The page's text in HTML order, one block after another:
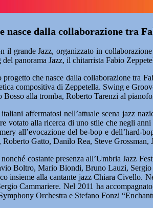
nasce dalla collaborazione tra
grande Jazz, organizzato in
panorama Jazz, il chitarrista Fabio
che nasce dalla collaborazione tra
compositiva di Zeppetella. Swing e
alla tromba, Roberto Tarenzi al
affermatosi nell’attuale scena jazz
votato alla ricerca di uno stile che negli
all’evocazione del be-bop e
Gatto, Danilo Rea, Steve
costante presenza all’Umbria Jazz
Boltro, Mario Biondi, Bruno Lauzi,
insieme alla cantante jazz Chiara Civello.
Cammariere. Nel 2011 ha
Orchestra e Stefano Fonzi